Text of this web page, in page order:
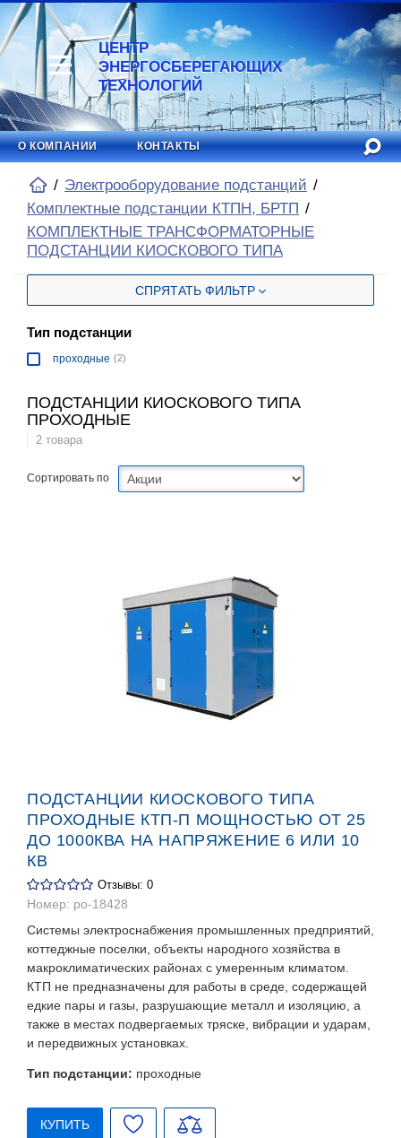
ЦЕНТР
ЭНЕРГОСБЕРЕГАЮЩИХ
ТЕХНОЛОГИЙ
О КОМПАНИИ КОНТАКТЫ
Электрооборудование подстанций
Комплектные подстанции КТПН, БРТП
КОМПЛЕКТНЫЕ ТРАНСФОРМАТОРНЫЕ
ПОДСТАНЦИИ КИОСКОВОГО ТИПА
СПРЯТАТЬ ФИЛЬТР
Тип подстанции
проходные (2)
ПОДСТАНЦИИ КИОСКОВОГО ТИПА
ПРОХОДНЫЕ
2 товара
Сортировать по
ПОДСТАНЦИИ КИОСКОВОГО ТИПА
ПРОХОДНЫЕ КТП-П МОЩНОСТЬЮ ОТ 25
ДО 1000КВА НА НАПРЯЖЕНИЕ 6 ИЛИ 10
КВ
Отзывы: 0
Номер: po-18428
Системы электроснабжения промышленных предприятий,
коттеджные поселки, объекты народного хозяйства в
макроклиматических районах с умеренным климатом.
КТП не предназначены для работы в среде, содержащей
едкие пары и газы, разрушающие металл и изоляцию, а
также в местах подвергаемых тряске, вибрации и ударам,
и передвижных установках.
Тип подстанции: проходные
КУПИТЬ